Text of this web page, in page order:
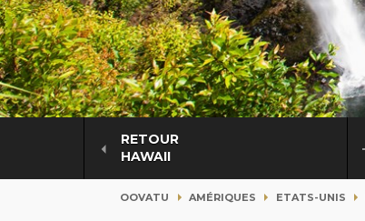
RETOUR
HAWAII
OOVATU AMÉRIQUES ETATS-UNIS